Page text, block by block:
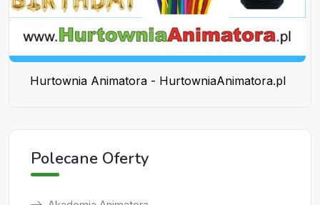
Hurtownia Animatora - HurtowniaAnimatora.pl
Polecane Oferty